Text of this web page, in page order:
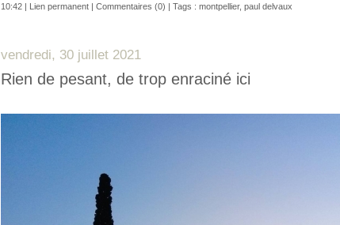
10:42 | Lien permanent | Commentaires (0) | Tags : montpellier, paul delvaux
vendredi, 30 juillet 2021
Rien de pesant, de trop enraciné ici